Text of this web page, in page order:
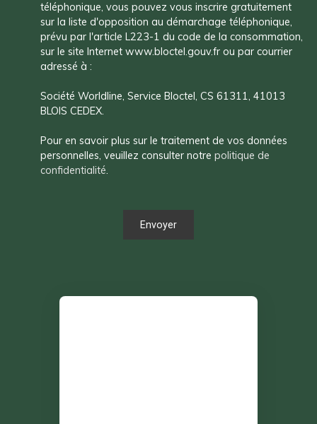
téléphonique, vous pouvez vous inscrire gratuitement
sur la liste d'opposition au démarchage téléphonique,
prévu par l'article L223-1 du code de la consommation,
sur le site Internet www.bloctel.gouv.fr ou par courrier
adressé à :
Société Worldline, Service Bloctel, CS 61311, 41013
BLOIS CEDEX.
Pour en savoir plus sur le traitement de vos données
personnelles, veuillez consulter notre politique de
confidentialité.
Envoyer